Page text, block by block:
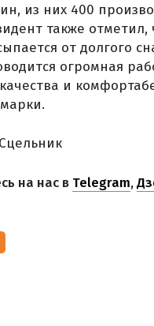
из них 400
также отметил,
от долгого
огромная
и
на нас в Telegram,